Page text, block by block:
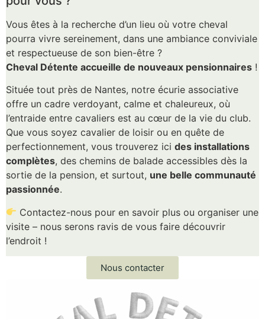
Vous êtes à la recherche d’un lieu où votre cheval
pourra vivre sereinement, dans une ambiance conviviale
et respectueuse de son bien-être ?
Cheval Détente accueille de nouveaux pensionnaires !
Située tout près de Nantes, notre écurie associative
offre un cadre verdoyant, calme et chaleureux, où
l’entraide entre cavaliers est au cœur de la vie du club.
Que vous soyez cavalier de loisir ou en quête de
perfectionnement, vous trouverez ici des installations
complètes, des chemins de balade accessibles dès la
sortie de la pension, et surtout, une belle communauté
passionnée.
Contactez-nous pour en savoir plus ou organiser une
visite – nous serons ravis de vous faire découvrir
l’endroit !
Nous contacter